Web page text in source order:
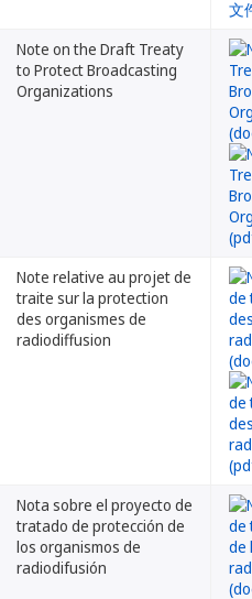
Note on the Draft Treaty
to Protect Broadcasting
Organizations
Note relative au projet de
traite sur la protection
des organismes de
radiodiffusion
Nota sobre el proyecto de
tratado de protección de
los organismos de
radiodifusión